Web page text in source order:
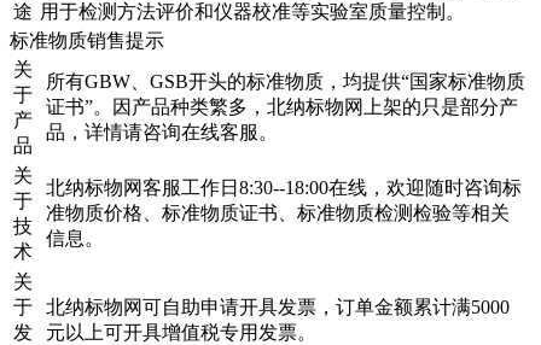
途 用于检测方法评价和仪器校准等实验室质量控制。
标准物质销售提示
关
于
产
品
所有GBW、GSB开头的标准物质，均提供“国家标准物质
证书”。因产品种类繁多，北纳标物网上架的只是部分产
品，详情请咨询在线客服。
关
于
技
术
北纳标物网客服工作日8:30--18:00在线，欢迎随时咨询标
准物质价格、标准物质证书、标准物质检测检验等相关
信息。
关
于
发
北纳标物网可自助申请开具发票，订单金额累计满5000
元以上可开具增值税专用发票。